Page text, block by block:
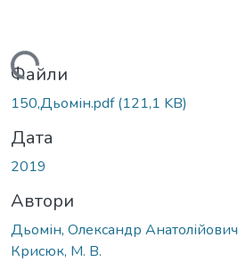
Файли
150,Дьомін.pdf(121,1 KB)
Дата
2019
Автори
Дьомін, Олександр Анатолійович
Крисюк, М. В.